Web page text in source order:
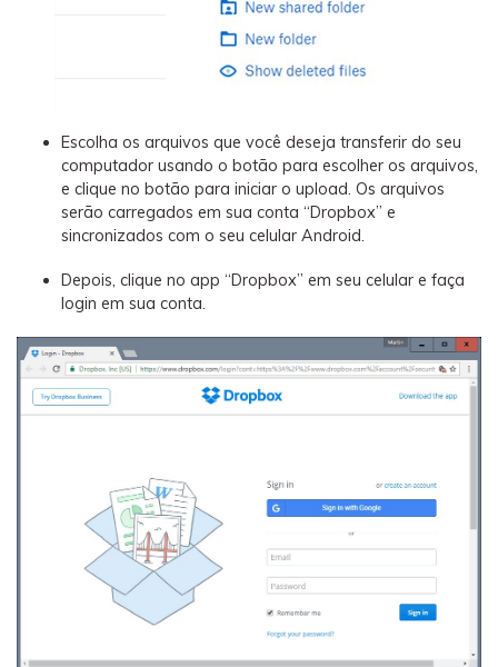
Escolha os arquivos que você deseja transferir do seu
computador usando o botão para escolher os arquivos,
e clique no botão para iniciar o upload. Os arquivos
serão carregados em sua conta “Dropbox” e
sincronizados com o seu celular Android.
Depois, clique no app “Dropbox” em seu celular e faça
login em sua conta.